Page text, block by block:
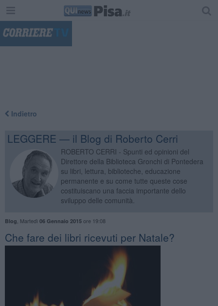
Indietro
LEGGERE — il Blog di Roberto Cerri
ROBERTO CERRI - Spunti ed opinioni del
Direttore della Biblioteca Gronchi di Pontedera
su libri, lettura, biblioteche, educazione
permanente e su come tutte queste cose
costituiscano una faccia importante dello
sviluppo delle comunità.
Blog Martedì 06 Gennaio 2015ore 19:08
​Che fare dei libri ricevuti per Natale?